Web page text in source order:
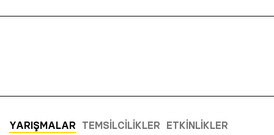
YARIŞMALAR TEMSILCILIKLER ETKINLIKLER